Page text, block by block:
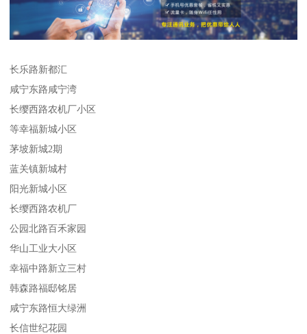
长乐路新都汇
咸宁东路咸宁湾
长缨西路农机厂小区
等幸福新城小区
茅坡新城2期
蓝关镇新城村
阳光新城小区
长缨西路农机厂
公园北路百禾家园
华山工业大小区
幸福中路新立三村
韩森路福邸铭居
咸宁东路恒大绿洲
长信世纪花园